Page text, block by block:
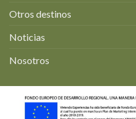
Otros destinos
Noticias
Nosotros